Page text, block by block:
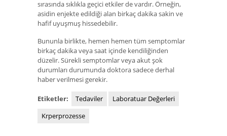
sırasında sıklıkla geçici etkiler de vardır. Örneğin,
asidin enjekte edildiği alan birkaç dakika sakin ve
hafif uyuşmuş hissedebilir.
Bununla birlikte, hemen hemen tüm semptomlar
birkaç dakika veya saat içinde kendiliğinden
düzelir. Sürekli semptomlar veya akut şok
durumları durumunda doktora sadece derhal
haber verilmesi gerekir.
Etiketler: Tedaviler
Laboratuar Değerleri
Krperprozesse